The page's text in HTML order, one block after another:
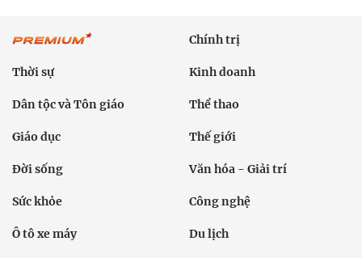
Chính trị
Thời sự Kinh doanh
Dân tộc và Tôn giáo Thể thao
Giáo dục Thế giới
Đời sống Văn hóa - Giải trí
Sức khỏe Công nghệ
Ô tô xe máy Du lịch